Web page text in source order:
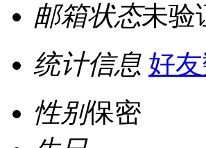
邮箱状态未验
统计信息 好
性别保密